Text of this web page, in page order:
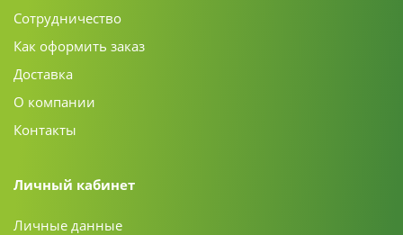
Сотрудничество
Как оформить заказ
Доставка
О компании
Контакты
Личный кабинет
Личные данные